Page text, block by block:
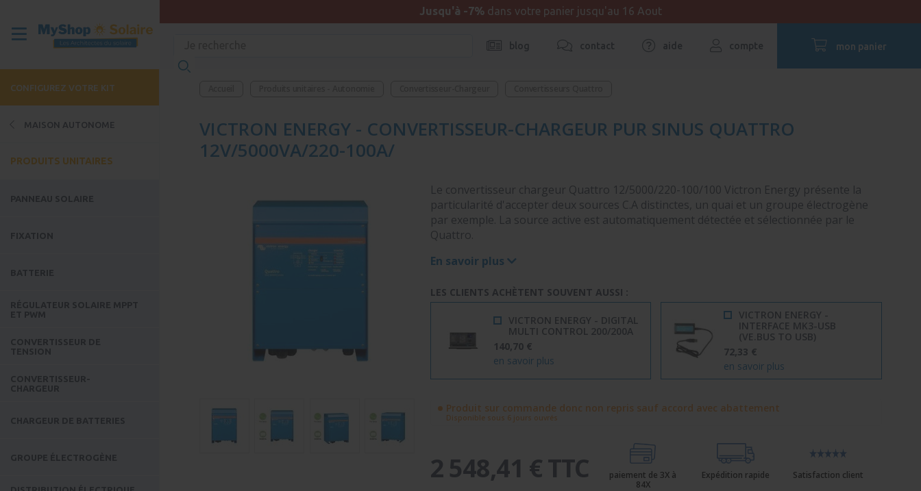
Jusqu'à -7%dans votre panier jusqu'au 16 Aout
blog contact aide compte mon panier
CONFIGUREZ VOTRE KIT
MAISON AUTONOME
PRODUITS UNITAIRES
VICTRON ENERGY - CONVERTISSEUR-CHARGEUR PUR SINUS QUATTRO
12V/5000VA/220-100A/
Le convertisseur chargeur Quattro 12/5000/220-100/100 Victron Energy présente la
particularité d'accepter deux sources C.A distinctes, un quai et un groupe électrogène
par exemple. La source active est automatiquement détectée et sélectionnée par le
Quattro.
En savoir plus
LES CLIENTS ACHÈTENT SOUVENT AUSSI :
VICTRON ENERGY - DIGITAL
MULTI CONTROL 200/200A
140,70 €
en savoir plus
VICTRON ENERGY -
INTERFACE MK3-USB
(VE.BUS TO USB)
72,33 €
en savoir plus
Produit sur commande donc non repris sauf accord avec abattement
Disponible sous 6 jours ouvrés
2 548,41 € TTC
paiement de 3X à
84X
Expédition rapide Satisfaction client